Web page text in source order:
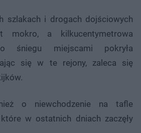
szlakach i drogach dojściowych
mokro, a kilkucentymetrowa
śniegu miejscami pokryła
się w te rejony, zaleca się
o niewchodzenie na tafle
w ostatnich dniach zaczęły